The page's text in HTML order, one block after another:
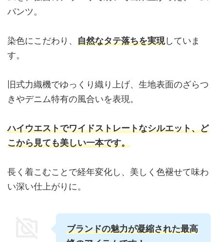
パンツ。
染色にこだわり、 自然なタテ落ちを実現していま
す。
旧式力織機でゆっくり織り上げ、生地表面のざらつ
きやデニム特有の風合いを表現。
ハイウエストでワイドストレートなシルエット、ど
こから見ても美しい一本です。
長く着こむことで経年変化し、美しく色褪せて味わ
い深い仕上がりに。
ブランドの魅力が凝縮された最高